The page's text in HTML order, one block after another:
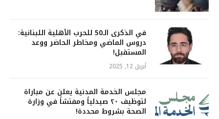
في الذكرى الـ50 للحرب الأهلية اللبنانية:
دروس الماضي ومخاطر الحاضر ووعد
المستقبل!
أبريل 12, 2025
مجلس الخدمة المدنية يعلن عن مباراة
لتوظيف ٢٠ صيدلياً ومفتشاً في وزارة
الصحة بشروط محددة!